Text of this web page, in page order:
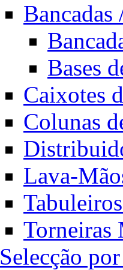
Bancadas
Bases
Caixotes
Colunas
Lava-
Torneiras
Selecção